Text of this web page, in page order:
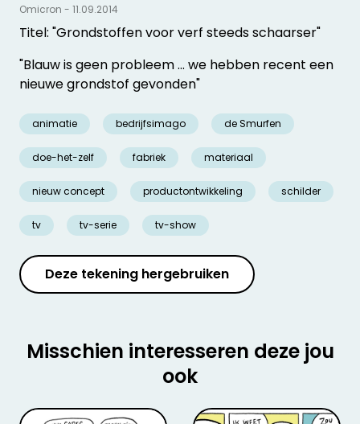
Titel: "Grondstoffen voor verf steeds schaarser"
"Blauw is geen probleem ... we hebben recent een
nieuwe grondstof gevonden"
animatie bedrijfsimago de Smurfen
doe-het-zelf fabriek materiaal
nieuw concept productontwikkeling schilder
tv tv-serie tv-show
Omicron - 11.09.2014
Deze tekening hergebruiken
Misschien interesseren deze jou
ook